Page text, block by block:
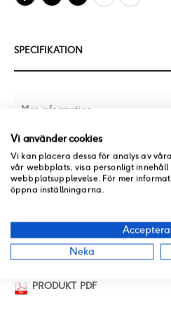
SPECIFIKATION
Mer information
PASSAR MÄRKE
Baotian
BUTIKSLAGER
PRODUKT PDF
Vi använder cookies
Vi kan placera dessa för analys av
vår webbplats, visa personligt
webbplatsupplevelse. För mer
öppna inställningarna.
Neka